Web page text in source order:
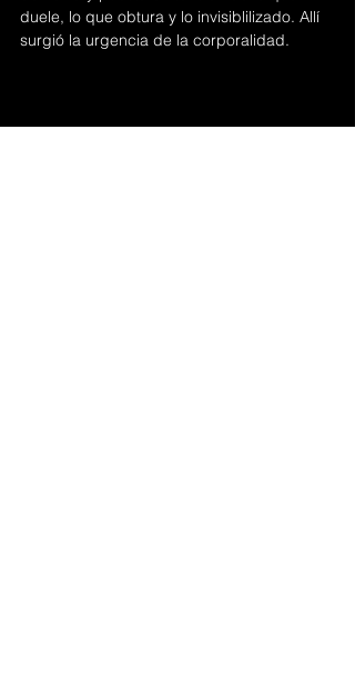
duele, lo que obtura y lo invisiblilizado. Allí
surgió la urgencia de la corporalidad.